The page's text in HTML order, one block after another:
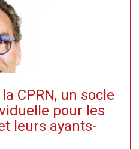
CPRN, un socle
pour les
leurs ayants-